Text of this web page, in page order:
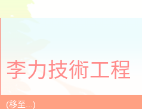
李力技術工程